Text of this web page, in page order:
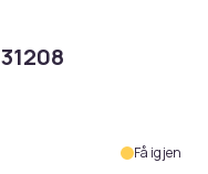
Få igjen